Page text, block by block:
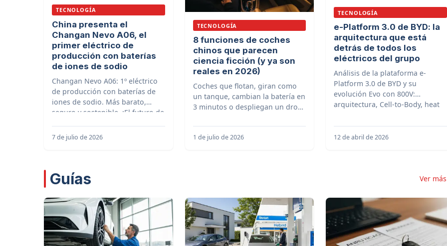
TECNOLOGÍA
China presenta el
Changan Nevo A06, el
primer eléctrico de
producción con baterías
de iones de sodio
Changan Nevo A06: 1º eléctrico
de producción con baterías de
iones de sodio. Más barato,
seguro y sostenible. ¡El futuro de
7 de julio de 2026
TECNOLOGÍA
8 funciones de coches
chinos que parecen
ciencia ficción (y ya son
reales en 2026)
Coches que flotan, giran como
un tanque, cambian la batería en
3 minutos o despliegan un dron:
China ya existen en 2026.
1 de julio de 2026
TECNOLOGÍA
e-Platform 3.0 de BYD: la
arquitectura que está
detrás de todos los
eléctricos del grupo
Análisis de la plataforma e-
Platform 3.0 de BYD y su
evolución Evo con 800V:
arquitectura, Cell-to-Body, heat
que la utilizan.
12 de abril de 2026
Guías Ver